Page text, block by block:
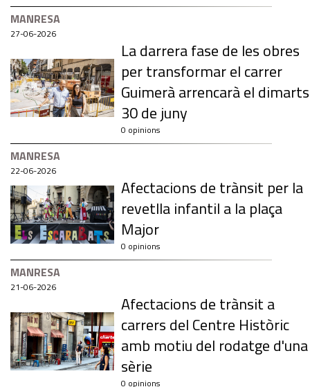
MANRESA
27-06-2026
La darrera fase de les obres
per transformar el carrer
Guimerà arrencarà el dimarts
30 de juny
0 opinions
MANRESA
22-06-2026
Afectacions de trànsit per la
revetlla infantil a la plaça
Major
0 opinions
MANRESA
21-06-2026
Afectacions de trànsit a
carrers del Centre Històric
amb motiu del rodatge d'una
sèrie
0 opinions